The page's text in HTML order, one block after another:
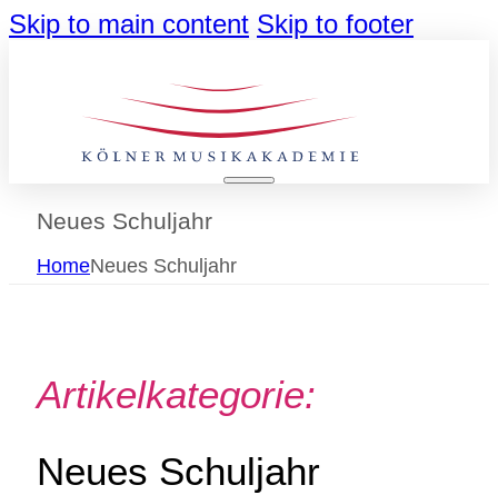
Skip to main content Skip to footer
Neues Schuljahr
HomeNeues Schuljahr
Artikelkategorie:
Neues Schuljahr